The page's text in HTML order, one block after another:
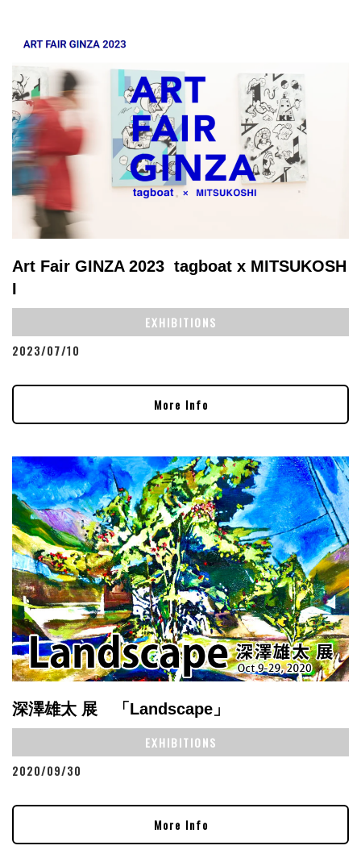
Art Fair GINZA 2023 tagboat x MITSUKOSH
I
EXHIBITIONS
2023/07/10
More Info
深澤雄太 展 「Landscape」
EXHIBITIONS
2020/09/30
More Info